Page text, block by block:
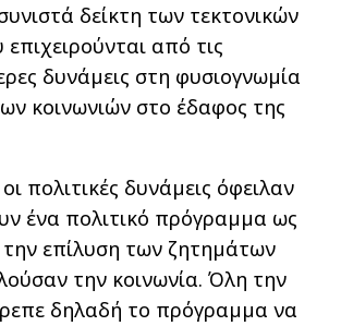
δείκτη των τεκτονικών
από τις
δυνάμεις στη φυσιογνωμία
κοινωνιών στο έδαφος της
πολιτικές δυνάμεις όφειλαν
ένα πολιτικό πρόγραμμα ως
επίλυση των ζητημάτων
την κοινωνία. Όλη την
δηλαδή το πρόγραμμα να